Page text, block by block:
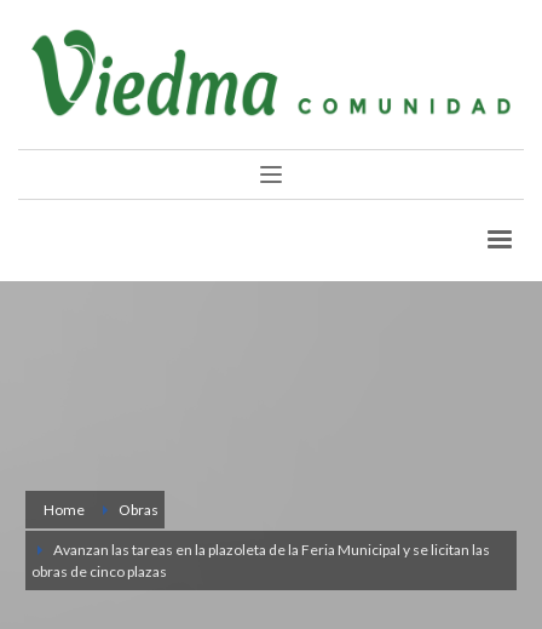
Home Obras
Avanzan las tareas en la plazoleta de la Feria Municipal y se licitan las
obras de cinco plazas